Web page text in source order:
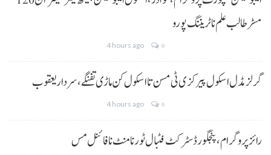
مسڑ طالب علم نا ٹریننگ پورو
4 hours ago 0
گرلز مڈل اسکول پیرکزی ٹی مسن تا اسکول کن ماڑی تفنگے، سردار یعقوب
4 hours ago 0
رائز پروگرام، پنجگور ڈسٹرکٹ فٹبال ٹورنامنٹ نا فائنل مس